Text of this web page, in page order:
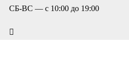
СБ-ВС — с 10:00 до 19:00